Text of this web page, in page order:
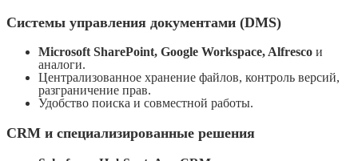
Системы управления документами (DMS)
Microsoft SharePoint, Google Workspace, Alfresco и
аналоги.
Централизованное хранение файлов, контроль версий,
разграничение прав.
Удобство поиска и совместной работы.
CRM и специализированные решения